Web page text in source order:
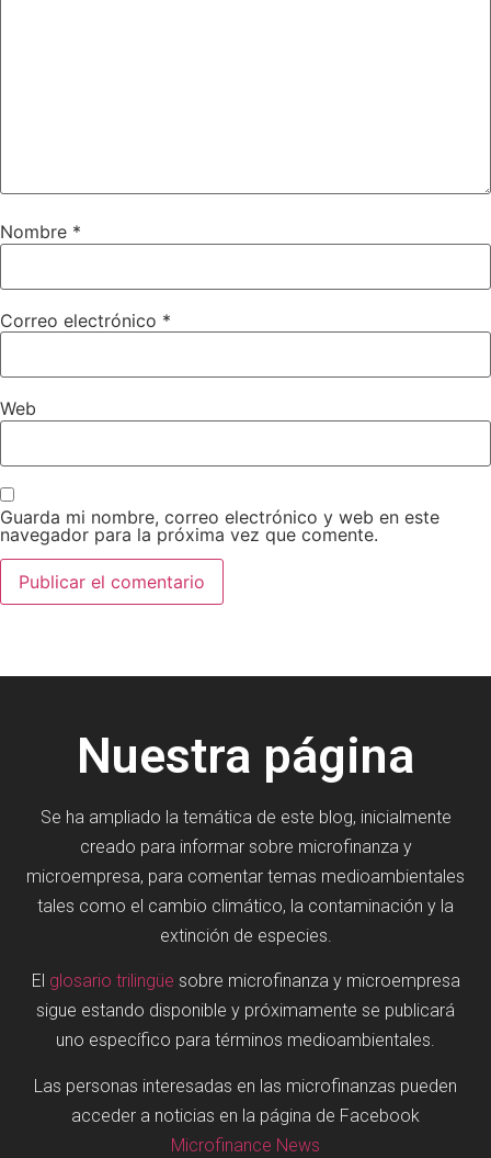
Nombre *
Correo electrónico *
Web
Guarda mi nombre, correo electrónico y web en este
navegador para la próxima vez que comente.
Nuestra página
Se ha ampliado la temática de este blog, inicialmente
creado para informar sobre microfinanza y
microempresa, para comentar temas medioambientales
tales como el cambio climático, la contaminación y la
extinción de especies.
El glosario trilingüe sobre microfinanza y microempresa
sigue estando disponible y próximamente se publicará
uno específico para términos medioambientales.
Las personas interesadas en las microfinanzas pueden
acceder a noticias en la página de Facebook
Microfinance News